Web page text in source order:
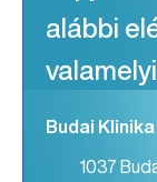
alábbi
Budai Klinika
1037